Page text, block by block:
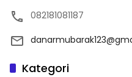
082181081187
Kategori